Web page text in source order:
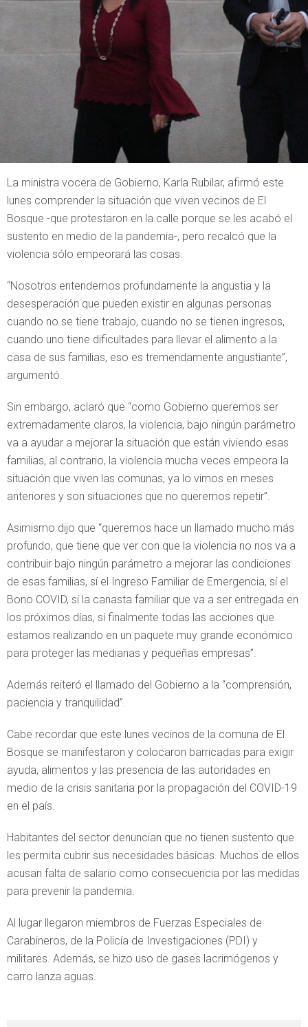
La ministra vocera de Gobierno, Karla Rubilar, afirmó este
lunes comprender la situación que viven vecinos de El
Bosque -que protestaron en la calle porque se les acabó el
sustento en medio de la pandemia-, pero recalcó que la
violencia sólo empeorará las cosas.
“Nosotros entendemos profundamente la angustia y la
desesperación que pueden existir en algunas personas
cuando no se tiene trabajo, cuando no se tienen ingresos,
cuando uno tiene dificultades para llevar el alimento a la
casa de sus familias, eso es tremendamente angustiante”,
argumentó.
Sin embargo, aclaró que “como Gobierno queremos ser
extremadamente claros, la violencia, bajo ningún parámetro
va a ayudar a mejorar la situación que están viviendo esas
familias, al contrario, la violencia mucha veces empeora la
situación que viven las comunas, ya lo vimos en meses
anteriores y son situaciones que no queremos repetir”.
Asimismo dijo que “queremos hace un llamado mucho más
profundo, que tiene que ver con que la violencia no nos va a
contribuir bajo ningún parámetro a mejorar las condiciones
de esas familias, sí el Ingreso Familiar de Emergencia, sí el
Bono COVID, sí la canasta familiar que va a ser entregada en
los próximos días, sí finalmente todas las acciones que
estamos realizando en un paquete muy grande económico
para proteger las medianas y pequeñas empresas”.
Además reiteró el llamado del Gobierno a la “comprensión,
paciencia y tranquilidad”.
Cabe recordar que este lunes vecinos de la comuna de El
Bosque se manifestaron y colocaron barricadas para exigir
ayuda, alimentos y las presencia de las autoridades en
medio de la crisis sanitaria por la propagación del COVID-19
en el país.
Habitantes del sector denuncian que no tienen sustento que
les permita cubrir sus necesidades básicas. Muchos de ellos
acusan falta de salario como consecuencia por las medidas
para prevenir la pandemia.
Al lugar llegaron miembros de Fuerzas Especiales de
Carabineros, de la Policía de Investigaciones (PDI) y
militares. Además, se hizo uso de gases lacrimógenos y
carro lanza aguas.